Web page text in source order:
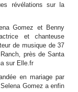
révélations sur la
Gomez et Benny
et chanteuse
de musique de 37
près de Santa
sur Elle.fr
en mariage par
Gomez a enfin